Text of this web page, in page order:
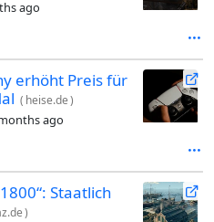
ago
erhöht Preis für
( heise.de)
ago
Staatlich
)